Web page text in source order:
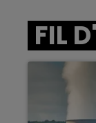
FIL